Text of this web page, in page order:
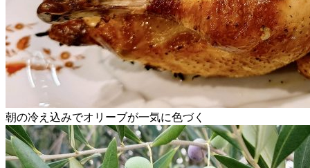
朝の冷え込みでオリーブが一気に色づく